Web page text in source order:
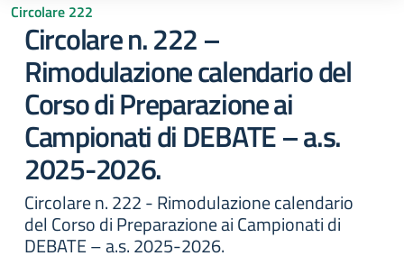
Circolare 222
Circolare n. 222 –
Rimodulazione calendario del
Corso di Preparazione ai
Campionati di DEBATE – a.s.
2025-2026.
Circolare n. 222 - Rimodulazione calendario
del Corso di Preparazione ai Campionati di
DEBATE – a.s. 2025-2026.